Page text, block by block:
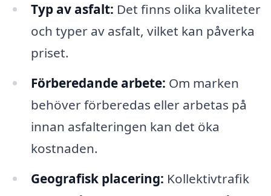
Typ av asfalt: Det finns olika kvaliteter
och typer av asfalt, vilket kan påverka
priset.
Förberedande arbete: Om marken
behöver förberedas eller arbetas på
innan asfalteringen kan det öka
kostnaden.
Geografisk placering: Kollektivtrafik